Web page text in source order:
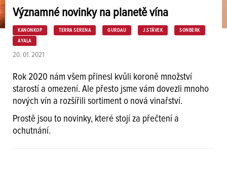
Významné novinky na planetě vína
KANONKOP TERRA SERENA GURDAU J.STÁVEK SONBERK
AYALA
20. 01. 2021
Rok 2020 nám všem přinesl kvůli koroně množství
starostí a omezení. Ale přesto jsme vám dovezli mnoho
nových vín a rozšířili sortiment o nová vinařství.
Prostě jsou to novinky, které stojí za přečtení a
ochutnání.